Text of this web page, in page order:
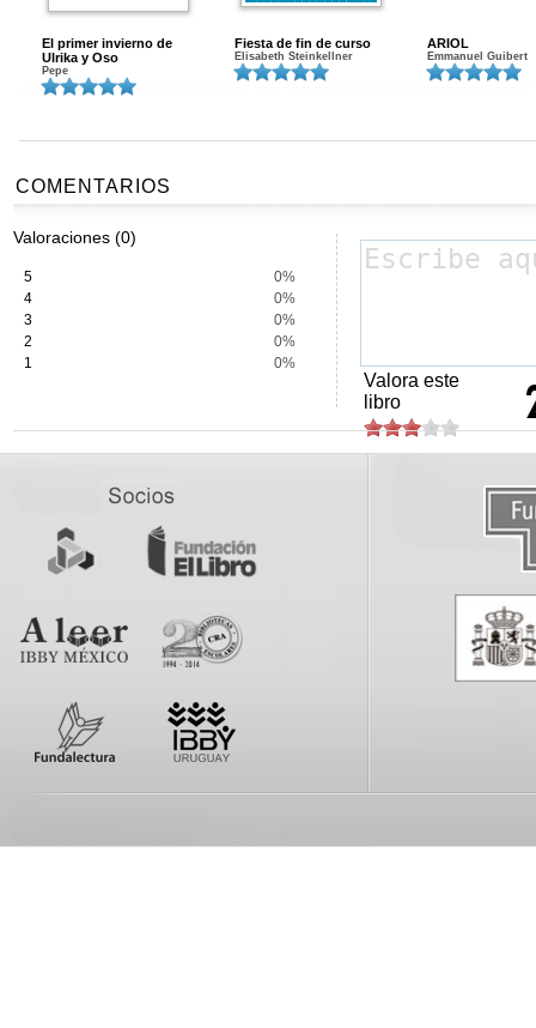
El primer invierno de
Ulrika y Oso
Pepe
Fiesta de fin de curso
Elisabeth Steinkellner
ARIOL
Emmanuel Guibert
COMENTARIOS
Valoraciones (0)
5
0%
4
0%
3
0%
2
0%
1
0%
Valora este
libro